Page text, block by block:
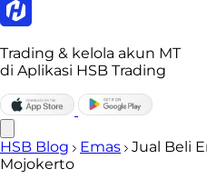
Trading & kelola akun MT
di Aplikasi HSB Trading
HSB Blog Emas
Jual Beli
Mojokerto